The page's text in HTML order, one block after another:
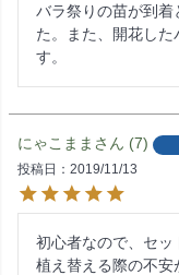
バラ祭りの苗が到着
た。また、開花した
す。
にゃこまま 7
投稿日
2019/11/13
初心者なので、セッ
植え替える際の不安